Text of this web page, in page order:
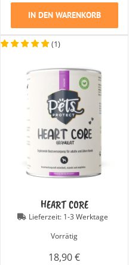
IN DEN WARENKORB
(1)
HEART CORE
Lieferzeit: 1-3 Werktage
Vorrätig
18,90€